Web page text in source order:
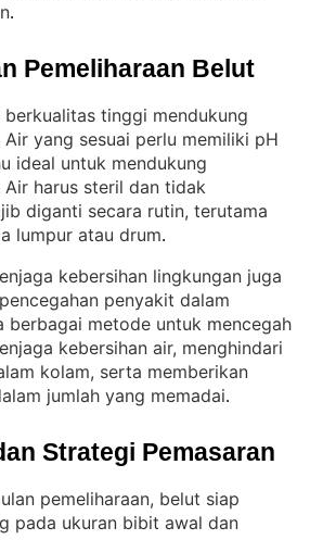
.
Pemeliharaan Belut
tinggi mendukung
Air yang sesuai perlu memiliki pH
ideal untuk mendukung
Air harus steril dan tidak
diganti secara rutin, terutama
lumpur atau drum.
kebersihan lingkungan juga
penyakit dalam
berbagai metode untuk mencegah
kebersihan air, menghindari
kolam, serta memberikan
jumlah yang memadai.
Strategi Pemasaran
pemeliharaan, belut siap
pada ukuran bibit awal dan